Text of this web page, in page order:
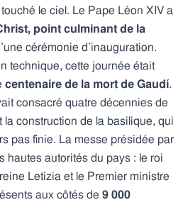
le ciel. Le Pape Léon XIV a
point culminant de la
cérémonie d’inauguration.
technique, cette journée était
centenaire de la mort de Gaudí.
consacré quatre décennies de
la construction de la basilique, qui
pas finie. La messe présidée par
hautes autorités du pays : le roi
Letizia et le Premier ministre
aux côtés de 9 000